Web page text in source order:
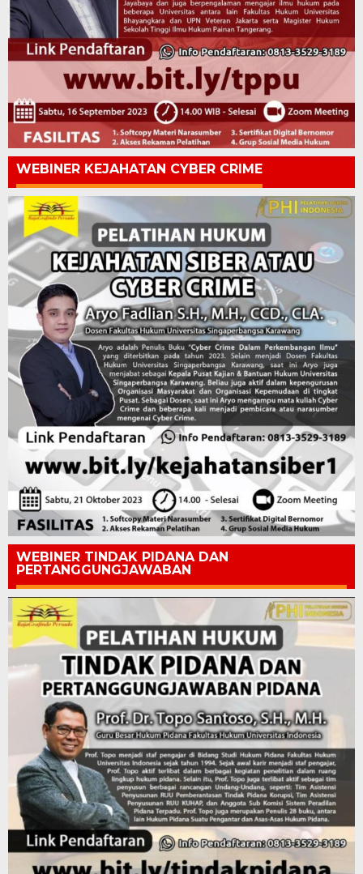
WEBINER KEJAHATAN CYBER CRIME
WEBINER TINDAK PIDANA DAN
PERTANGGUNGJAWABAN